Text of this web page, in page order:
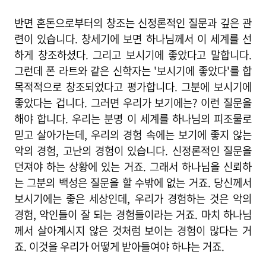
반면 혼돈으로부터의 창조는 신정론적인 질문과 깊은 관
련이 있습니다. 창세기에 보면 하나님께서 이 세계를 선
하게 창조하셨다. 그리고 보시기에 좋았다고 말합니다.
그런데 폰 라트와 같은 신학자는 '보시기에 좋았다'를 합
목적적으로 창조되었다고 평가합니다. 그분에 보시기에
좋았다는 겁니다. 그러면 우리가 보기에는? 이런 질문을
해야 합니다. 우리는 분명 이 세계를 하나님의 피조물로
믿고 살아가는데, 우리의 경험 속에는 보기에 좋지 않는
악의 경험, 고난의 경험이 있습니다. 신정론적인 질문을
던져야 하는 상황에 있는 거죠. 그래서 하나님을 신뢰하
는 그분의 백성은 질문을 할 수밖에 없는 거죠. 당신께서
보시기에는 좋은 세상인데, 우리가 경험하는 것은 악의
경험, 악인들이 잘 되는 경험들이라는 거죠. 마치 하나님
께서 살아계시지 않은 것처럼 보이는 경험이 많다는 거
죠. 이것을 우리가 어떻게 받아들여야 하냐는 거죠.